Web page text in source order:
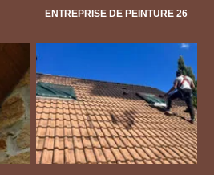
ENTREPRISE DE PEINTURE 26